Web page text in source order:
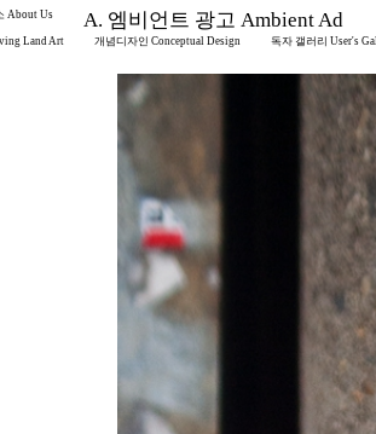
About Us A. 엠비언트 광고 Ambient Ad
Land Art 개념디자인 Conceptual Design 독자 갤러리 User's